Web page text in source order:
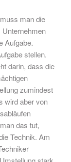
man die
Aufgabe.
stellen.
darin, dass die
zumindest
wird aber von
das tut,
Technik. Am